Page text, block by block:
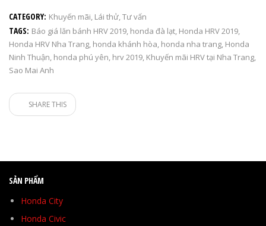
CATEGORY: Khuyến mãi, Lái thử,Tư vấn
TAGS: Báo giá lăn bánh HRV 2019, honda đà lạt, Honda HRV 2019,
Honda HRV Nha Trang, honda khánh hòa, honda nha trang, Honda
Ninh Thuận, honda phú yên, hrv 2019, Khuyến mãi HRV tại Nha Trang,
Sao Mai Anh
SHARE THIS
SẢN PHẨM
Honda City
Honda Civic